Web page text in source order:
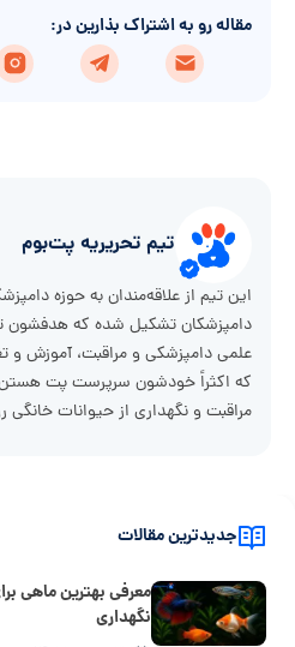
مقاله رو به اشتراک بذارین در:
تیم تحریریه پت‌بوم
این تیم از علاقه‌مندان به حوزه
دامپزشکان تشکیل شده که هدفشون
علمی دامپزشکی و مراقبت، آموزش و
که اکثراً خودشون سرپرست پت
مراقبت و نگهداری از حیوانات خانگی
جدیدترین مقالات
معرفی بهترین ماهی
نگهداری